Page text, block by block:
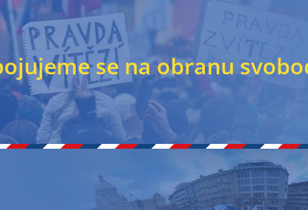
se na obranu